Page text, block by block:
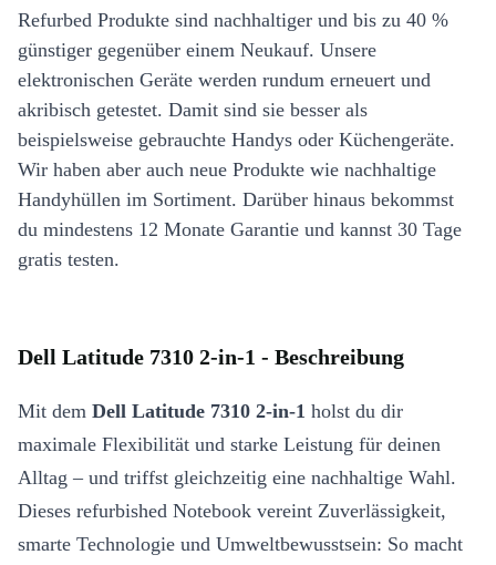
Refurbed Produkte sind nachhaltiger und bis zu 40 %
günstiger gegenüber einem Neukauf. Unsere
elektronischen Geräte werden rundum erneuert und
akribisch getestet. Damit sind sie besser als
beispielsweise gebrauchte Handys oder Küchengeräte.
Wir haben aber auch neue Produkte wie nachhaltige
Handyhüllen im Sortiment. Darüber hinaus bekommst
du mindestens 12 Monate Garantie und kannst 30 Tage
gratis testen.
Dell Latitude 7310 2-in-1 - Beschreibung
Mit dem Dell Latitude 7310 2-in-1 holst du dir
maximale Flexibilität und starke Leistung für deinen
Alltag – und triffst gleichzeitig eine nachhaltige Wahl.
Dieses refurbished Notebook vereint Zuverlässigkeit,
smarte Technologie und Umweltbewusstsein: So macht